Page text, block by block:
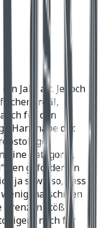
Jahr alt. Jedoch
für den
Handhabe dar.
eine Kategorie,
den geforderten
ja sowieso, dass
matschigen
Grenzen stößt
noch für